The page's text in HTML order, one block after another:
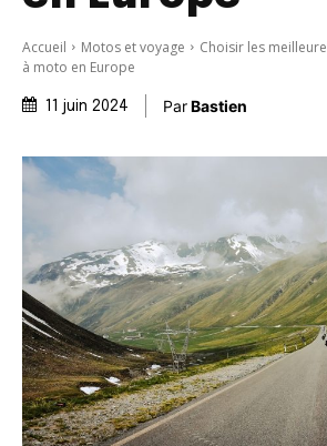
Accueil Motos et voyage
Choisir les
à moto en Europe
11 juin 2024 ParBastien